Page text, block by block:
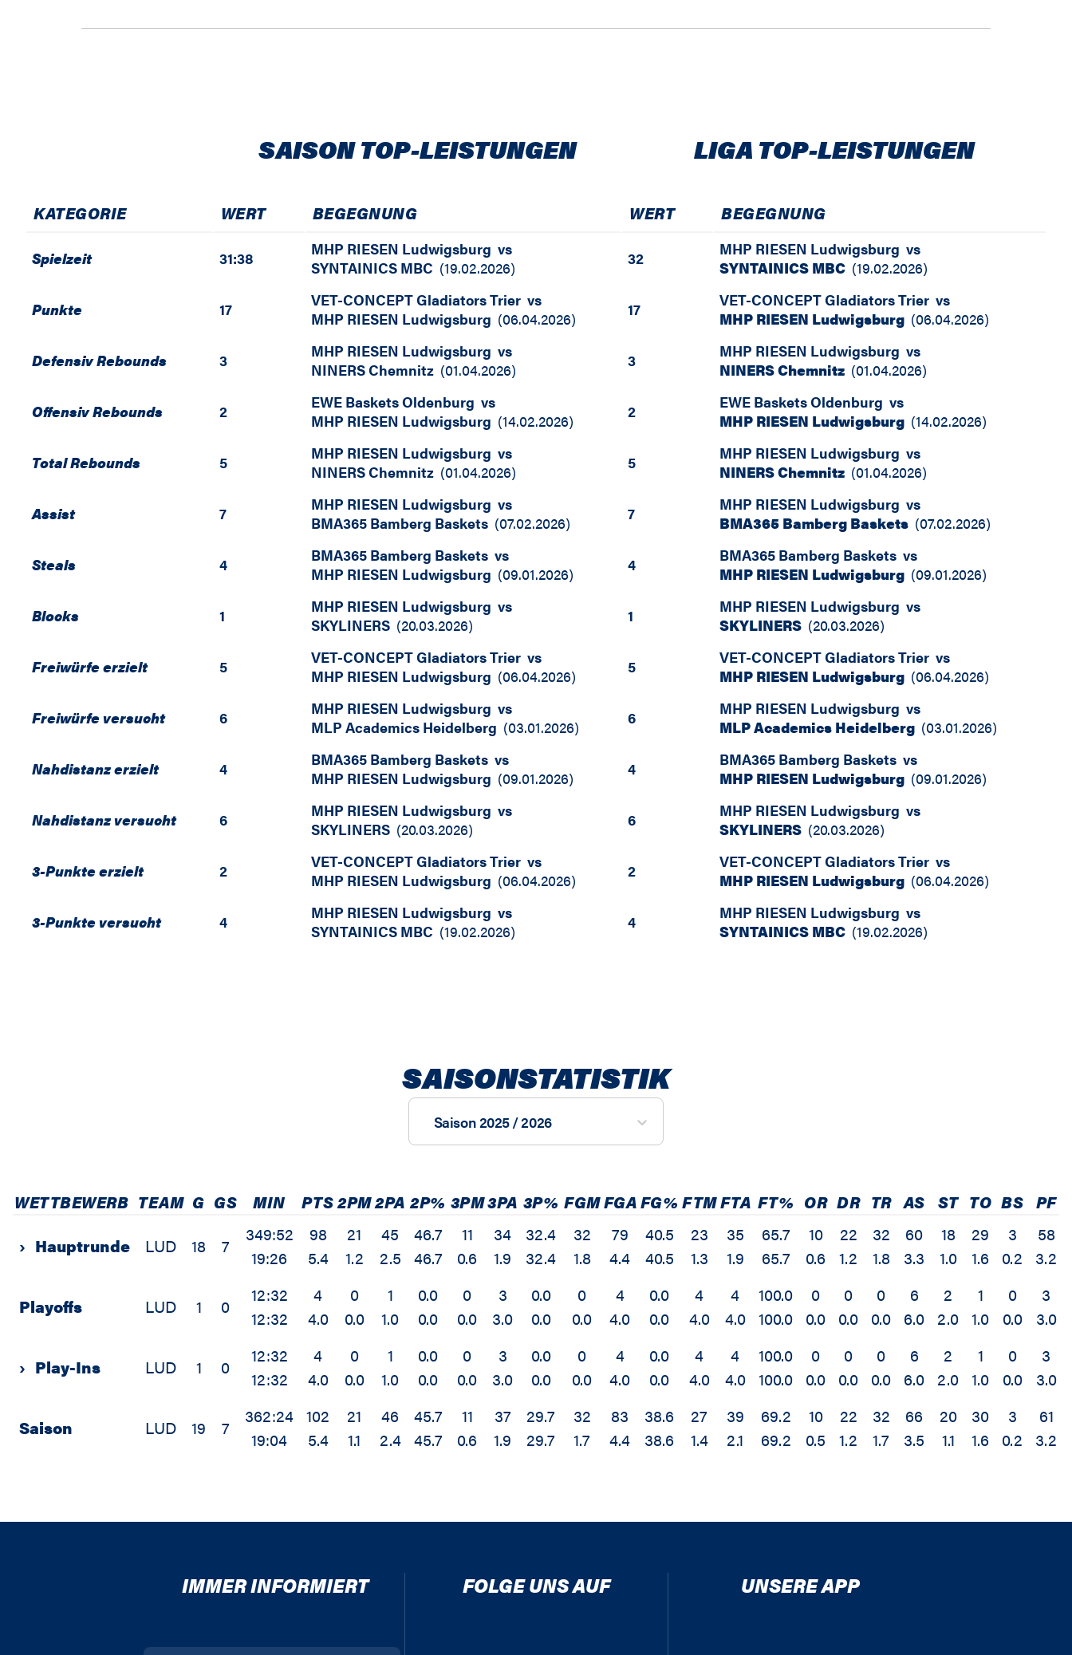
SAISON TOP-LEISTUNGEN LIGA TOP-LEISTUNGEN
KATEGORIE WERT BEGEGNUNG WERT BEGEGNUNG
Spielzeit 31:38 MHP RIESEN Ludwigsburg vs
SYNTAINICS MBC (19.02.2026) 32 MHP RIESEN Ludwigsburg vs
SYNTAINICS MBC (19.02.2026)
Punkte 17 VET-CONCEPT Gladiators Trier vs
MHP RIESEN Ludwigsburg (06.04.2026) 17 VET-CONCEPT Gladiators Trier vs
MHP RIESEN Ludwigsburg (06.04.2026)
Defensiv Rebounds 3 MHP RIESEN Ludwigsburg vs
NINERS Chemnitz (01.04.2026) 3 MHP RIESEN Ludwigsburg vs
NINERS Chemnitz (01.04.2026)
Offensiv Rebounds 2 EWE Baskets Oldenburg vs
MHP RIESEN Ludwigsburg (14.02.2026) 2 EWE Baskets Oldenburg vs
MHP RIESEN Ludwigsburg (14.02.2026)
Total Rebounds 5 MHP RIESEN Ludwigsburg vs
NINERS Chemnitz (01.04.2026) 5 MHP RIESEN Ludwigsburg vs
NINERS Chemnitz (01.04.2026)
Assist 7 MHP RIESEN Ludwigsburg vs
BMA365 Bamberg Baskets (07.02.2026) 7 MHP RIESEN Ludwigsburg vs
BMA365 Bamberg Baskets (07.02.2026)
Steals 4 BMA365 Bamberg Baskets vs
MHP RIESEN Ludwigsburg (09.01.2026) 4 BMA365 Bamberg Baskets vs
MHP RIESEN Ludwigsburg (09.01.2026)
Blocks 1 MHP RIESEN Ludwigsburg vs
SKYLINERS (20.03.2026) 1 MHP RIESEN Ludwigsburg vs
SKYLINERS (20.03.2026)
Freiwürfe erzielt 5 VET-CONCEPT Gladiators Trier vs
MHP RIESEN Ludwigsburg (06.04.2026) 5 VET-CONCEPT Gladiators Trier vs
MHP RIESEN Ludwigsburg (06.04.2026)
Freiwürfe versucht 6 MHP RIESEN Ludwigsburg vs
MLP Academics Heidelberg (03.01.2026) 6 MHP RIESEN Ludwigsburg vs
MLP Academics Heidelberg (03.01.2026)
Nahdistanz erzielt 4 BMA365 Bamberg Baskets vs
MHP RIESEN Ludwigsburg (09.01.2026) 4 BMA365 Bamberg Baskets vs
MHP RIESEN Ludwigsburg (09.01.2026)
Nahdistanz versucht 6 MHP RIESEN Ludwigsburg vs
SKYLINERS (20.03.2026) 6 MHP RIESEN Ludwigsburg vs
SKYLINERS (20.03.2026)
3-Punkte erzielt 2 VET-CONCEPT Gladiators Trier vs
MHP RIESEN Ludwigsburg (06.04.2026) 2 VET-CONCEPT Gladiators Trier vs
MHP RIESEN Ludwigsburg (06.04.2026)
3-Punkte versucht 4 MHP RIESEN Ludwigsburg vs
SYNTAINICS MBC (19.02.2026) 4 MHP RIESEN Ludwigsburg vs
SYNTAINICS MBC (19.02.2026)
SAISONSTATISTIK
Saison 2025 / 2026
WETTBEWERB TEAM G GS MIN PTS2PM2PA 2P% 3PM3PA 3P% FGMFGAFG% FTMFTA FT% OR DR TR AS ST TO BS PF
› Hauptrunde LUD 18 7
349:52
19:26
98
5.4
21
1.2
45
2.5
46.7
46.7
11
0.6
34
1.9
32.4
32.4
32
1.8
79
4.4
40.5
40.5
23
1.3
35
1.9
65.7
65.7
10
0.6
22
1.2
32
1.8
60
3.3
18
1.0
29
1.6
3
0.2
58
3.2
Playoffs LUD 1 0
12:32
12:32
4
4.0
0
0.0
1
1.0
0.0
0.0
0
0.0
3
3.0
0.0
0.0
0
0.0
4
4.0
0.0
0.0
4
4.0
4
4.0
100.0
100.0
0
0.0
0
0.0
0
0.0
6
6.0
2
2.0
1
1.0
0
0.0
3
3.0
› Play-Ins LUD 1 0
12:32
12:32
4
4.0
0
0.0
1
1.0
0.0
0.0
0
0.0
3
3.0
0.0
0.0
0
0.0
4
4.0
0.0
0.0
4
4.0
4
4.0
100.0
100.0
0
0.0
0
0.0
0
0.0
6
6.0
2
2.0
1
1.0
0
0.0
3
3.0
Saison LUD 19 7
362:24
19:04
102
5.4
21
1.1
46
2.4
45.7
45.7
11
0.6
37
1.9
29.7
29.7
32
1.7
83
4.4
38.6
38.6
27
1.4
39
2.1
69.2
69.2
10
0.5
22
1.2
32
1.7
66
3.5
20
1.1
30
1.6
3
0.2
61
3.2
IMMER INFORMIERT FOLGE UNS AUF UNSERE APP